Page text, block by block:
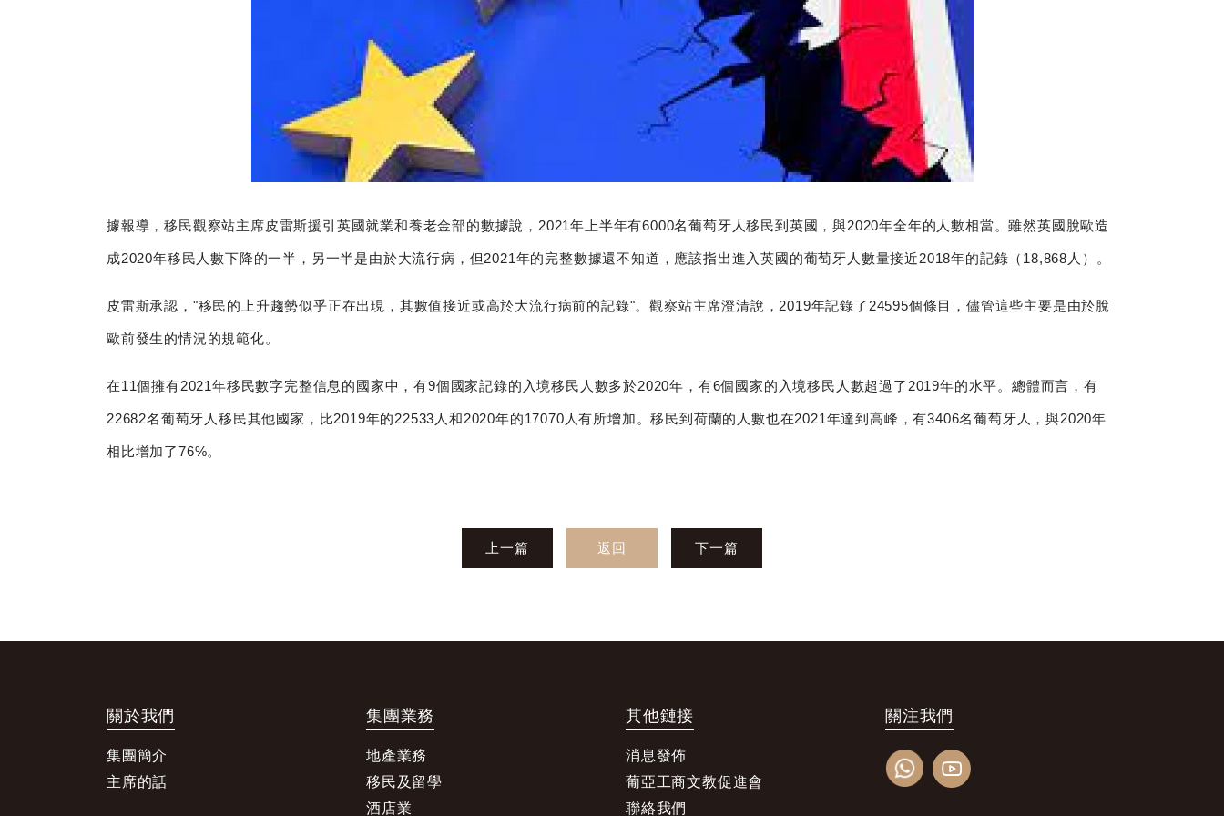
據報導，移民觀察站主席皮雷斯援引英國就業和養老金部的數據說，2021年上半年有6000名葡萄牙人移民到英國，與2020年全年的人數相當。雖然英國脫歐造
成2020年移民人數下降的一半，另一半是由於大流行病，但2021年的完整數據還不知道，應該指出進入英國的葡萄牙人數量接近2018年的記錄（18,868人）。
皮雷斯承認，"移民的上升趨勢似乎正在出現，其數值接近或高於大流行病前的記錄"。觀察站主席澄清說，2019年記錄了24595個條目，儘管這些主要是由於脫
歐前發生的情況的規範化。
在11個擁有2021年移民數字完整信息的國家中，有9個國家記錄的入境移民人數多於2020年，有6個國家的入境移民人數超過了2019年的水平。總體而言，有
22682名葡萄牙人移民其他國家，比2019年的22533人和2020年的17070人有所增加。移民到荷蘭的人數也在2021年達到高峰，有3406名葡萄牙人，與2020年
相比增加了76%。
上一篇 返回 下一篇
關於我們
集團簡介
主席的話
集團業務
地產業務
移民及留學
酒店業
其他鏈接
消息發佈
葡亞工商文教促進會
聯絡我們
關注我們